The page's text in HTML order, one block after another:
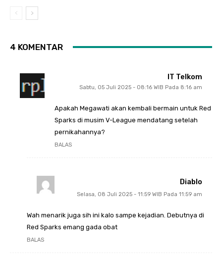
4 KOMENTAR
IT Telkom
Sabtu, 05 Juli 2025 - 08:16 WIB Pada 8:16 am
Apakah Megawati akan kembali bermain untuk Red
Sparks di musim V-League mendatang setelah
pernikahannya?
BALAS
Diablo
Selasa, 08 Juli 2025 - 11:59 WIB Pada 11:59 am
Wah menarik juga sih ini kalo sampe kejadian. Debutnya di
Red Sparks emang gada obat
BALAS